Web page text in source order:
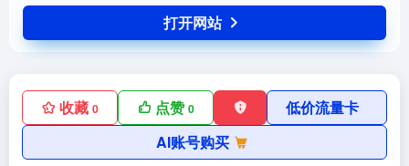
打开网站
收藏 0 点赞0
低价流量卡
AI账号购买